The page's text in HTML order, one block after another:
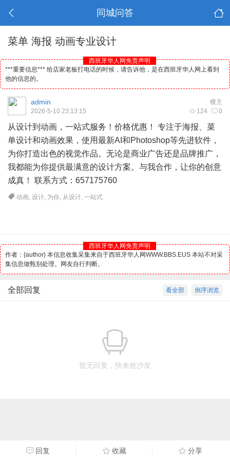
同城问答
菜单 海报 动画专业设计
西班牙华人网免责声明
***重要信息*** 给店家老板打电话的时候，请告诉他，是在西班牙华人网上看到
他的信息的。
楼主
admin
124 0
2026-5-10 23:13:15
从设计到动画，一站式服务！价格优惠！ 专注于海报、菜
单设计和动画效果，使用最新AI和Photoshop等先进软件，
为你打造出色的视觉作品。无论是商业广告还是品牌推广，
我都能为你提供最满意的设计方案。与我合作，让你的创意
成真！ 联系方式：657175760
动画,设计, 为你, 从设计,一站式
西班牙华人网免责声明
作者：{author} 本信息收集采集来自于西班牙华人网WWW.BBS.EUS 本站不对采
集信息做甄别处理。网友自行判断。
倒序浏览
看全部
全部回复
暂无回复，快来抢沙发
回复 收藏 分享